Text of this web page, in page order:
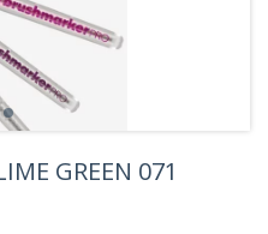
GREEN 071